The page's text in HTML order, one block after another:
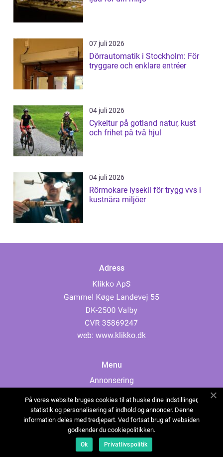
07 juli 2026
Dörrautomatik i Stockholm: För
tryggare och enklare entréer
04 juli 2026
Cykeltur på gotland natur, kust
och frihet på två hjul
04 juli 2026
Rörmokare lysekil för trygg vvs i
kustnära miljöer
Adress
web: www.klikko.dk
Menu
Annonsering
Cookies
Kontakta oss
Sitemap
På vores website bruges cookies til at huske dine indstillinger,
statistik og personalisering af indhold og annoncer. Denne
information deles med tredjepart. Ved fortsat brug af websiden
godkender du cookiepolitikken.
Ok Privatlivspolitik